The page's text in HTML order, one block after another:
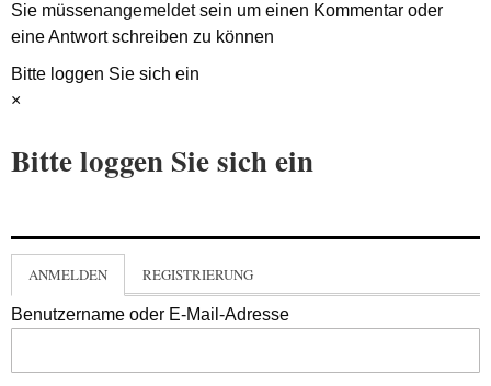
Sie müssenangemeldetsein um einen Kommentar oder
eine Antwort schreiben zu können
Bitte loggen Sie sich ein
×
Bitte loggen Sie sich ein
ANMELDEN REGISTRIERUNG
Benutzername oder E-Mail-Adresse